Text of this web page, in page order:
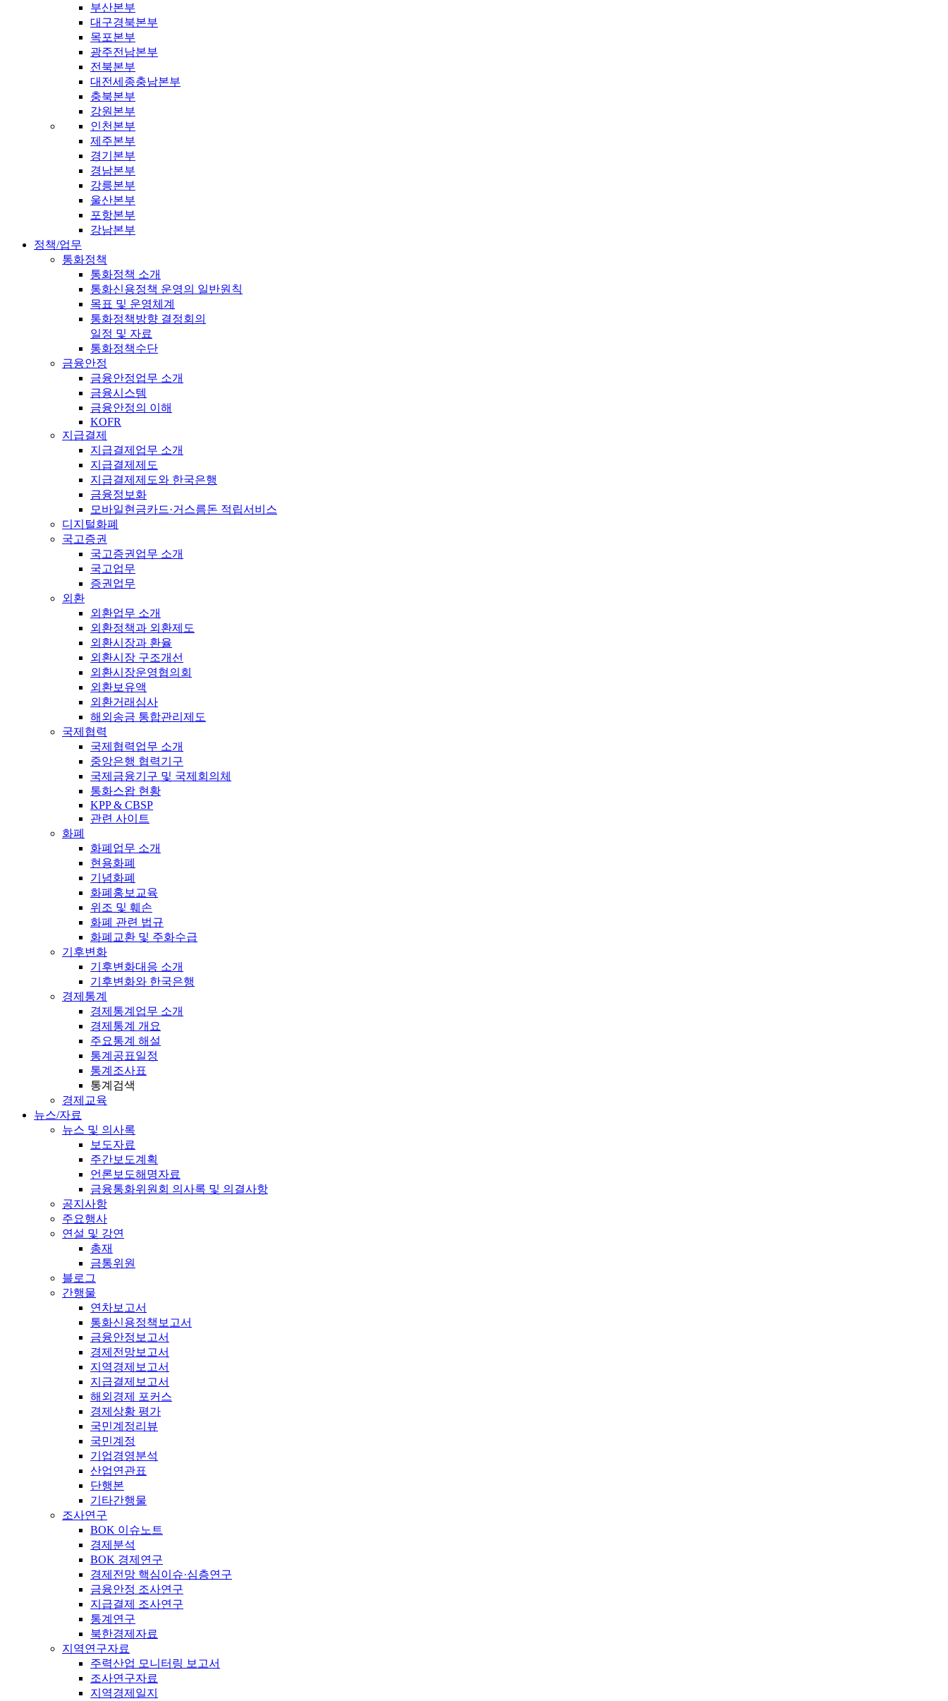
부산본부
대구경북본부
목포본부
광주전남본부
전북본부
대전세종충남본부
충북본부
강원본부
인천본부
제주본부
경기본부
경남본부
강릉본부
울산본부
포항본부
강남본부
정책/업무
통화정책
통화정책 소개
통화신용정책 운영의 일반원칙
목표 및 운영체계
통화정책방향 결정회의
일정 및 자료
통화정책수단
금융안정
금융안정업무 소개
금융시스템
금융안정의 이해
KOFR
지급결제
지급결제업무 소개
지급결제제도
지급결제제도와 한국은행
금융정보화
모바일현금카드·거스름돈 적립서비스
디지털화폐
국고증권
국고증권업무 소개
국고업무
증권업무
외환
외환업무 소개
외환정책과 외환제도
외환시장과 환율
외환시장 구조개선
외환시장운영협의회
외환보유액
외환거래심사
해외송금 통합관리제도
국제협력
국제협력업무 소개
중앙은행 협력기구
국제금융기구 및 국제회의체
통화스왑 현황
KPP & CBSP
관련 사이트
화폐
화폐업무 소개
현용화폐
기념화폐
화폐홍보교육
위조 및 훼손
화폐 관련 법규
화폐교환 및 주화수급
기후변화
기후변화대응 소개
기후변화와 한국은행
경제통계
경제통계업무 소개
경제통계 개요
주요통계 해설
통계공표일정
통계조사표
통계검색
경제교육
뉴스/자료
뉴스 및 의사록
보도자료
주간보도계획
언론보도해명자료
금융통화위원회 의사록 및 의결사항
공지사항
주요행사
연설 및 강연
총재
금통위원
블로그
간행물
연차보고서
통화신용정책보고서
금융안정보고서
경제전망보고서
지역경제보고서
지급결제보고서
해외경제 포커스
경제상황 평가
국민계정리뷰
국민계정
기업경영분석
산업연관표
단행본
기타간행물
조사연구
BOK 이슈노트
경제분석
BOK 경제연구
경제전망 핵심이슈·심층연구
금융안정 조사연구
지급결제 조사연구
통계연구
북한경제자료
지역연구자료
주력산업 모니터링 보고서
조사연구자료
지역경제일지